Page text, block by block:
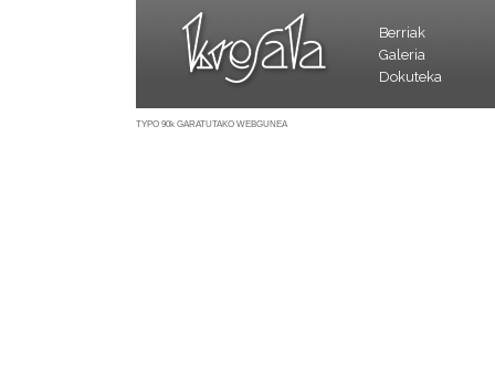
Berriak
Galeria
Dokuteka
TYPO 90k GARATUTAKO WEBGUNEA